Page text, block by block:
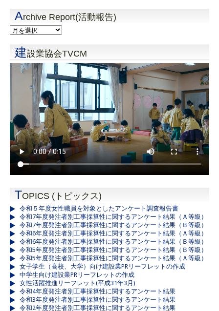
Archive Report(活動報告)
建設業協会TVCM
TOPICS (トピックス)
令和５年度女性職員を対象としたアンケート調査報告書
令和7年度発注者別工事採算性に関するアンケート結果（Ａ等級）
令和7年度発注者別工事採算性に関するアンケート結果（Ｂ等級）
令和6年度発注者別工事採算性に関するアンケート結果（Ａ等級）
令和6年度発注者別工事採算性に関するアンケート結果（Ｂ等級）
令和5年度発注者別工事採算性に関するアンケート結果（Ｂ等級）
令和5年度発注者別工事採算性に関するアンケート結果（Ａ等級）
女子学生（高校、大学）向け建設業PRリーフレットの作成
中学生向け建設業PRリーフレットの作成
女性活躍推進リーフレット(平成31年3月)
令和4年度発注者別工事採算性に関するアンケート結果
令和3年度発注者別工事採算性に関するアンケート結果
令和2年度発注者別工事採算性に関するアンケート結果